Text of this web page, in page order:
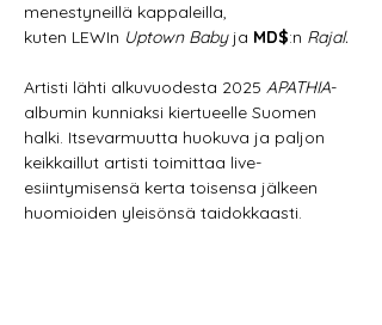
menestyneillä kappaleilla,
kuten LEWIn Uptown Baby ja MD$:n Rajal.
Artisti lähti alkuvuodesta 2025 APATHIA-
albumin kunniaksi kiertueelle Suomen
halki. Itsevarmuutta huokuva ja paljon
keikkaillut artisti toimittaa live-
esiintymisensä kerta toisensa jälkeen
huomioiden yleisönsä taidokkaasti.